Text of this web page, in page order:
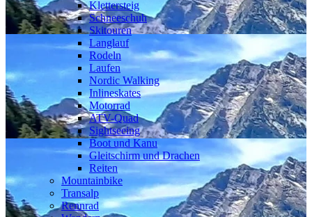
Klettersteig
Schneeschuh
Skitouren
Langlauf
Rodeln
Laufen
Nordic Walking
Inlineskates
Motorrad
ATV-Quad
Sightseeing
Boot und Kanu
Gleitschirm und Drachen
Reiten
Mountainbike
Transalp
Rennrad